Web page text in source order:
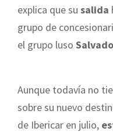
explica que su salida
grupo de
el grupo luso
Aunque todavía no
sobre su nuevo
de Ibericar en julio,